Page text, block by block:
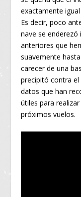
exactamente
Es decir, poco
nave se enderezó
anteriores que
suavemente
carecer de una
precipitó contra
datos que han
útiles para
próximos vuelos.